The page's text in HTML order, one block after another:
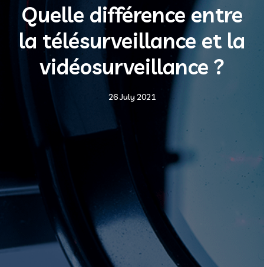
Quelle différence entre
la télésurveillance et la
vidéosurveillance ?
26 July 2021